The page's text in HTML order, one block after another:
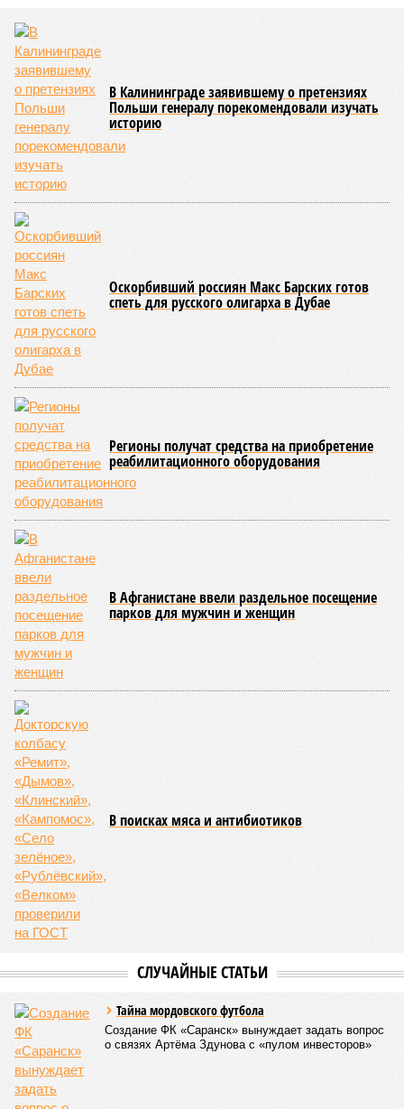
В Калининграде заявившему о претензиях
Польши генералу порекомендовали изучать
историю
Оскорбивший россиян Макс Барских готов
спеть для русского олигарха в Дубае
Регионы получат средства на приобретение
реабилитационного оборудования
В Афганистане ввели раздельное посещение
парков для мужчин и женщин
В поисках мяса и антибиотиков
СЛУЧАЙНЫЕ СТАТЬИ
Тайна мордовского футбола
Создание ФК «Саранск» вынуждает задать вопрос
о связях Артёма Здунова с «пулом инвесторов»